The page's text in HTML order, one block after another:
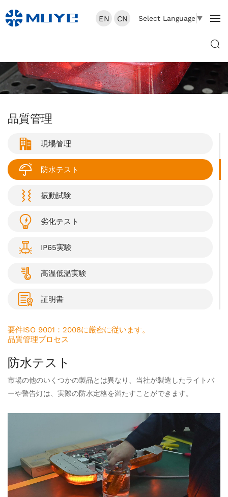
Select Language▼
EN CN
品質管理
現場管理
防水テスト
振動試験
劣化テスト
IP65実験
高温低温実験
証明書
要件ISO 9001：2008に厳密に従います。
品質管理プロセス
防水テスト
市場の他のいくつかの製品とは異なり、当社が製造したライトバ
ーや警告灯は、実際の防水定格を満たすことができます。